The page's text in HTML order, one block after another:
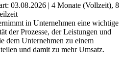
03.08.2026 | 4 Monate (Vollzeit), 8
in Unternehmen eine wichtige
der Prozesse, der Leistungen und
dem Unternehmen zu einem
und damit zu mehr Umsatz.